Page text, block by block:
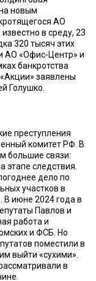
новым
АО
в среду, 23
320 тысяч этих
АО «Офис-Центр» и
банкротства
заявлены
Голушко.
преступления
комитет РФ. В
большие связи:
этапе следствия.
дело по
участков в
В июне 2024 года в
Павлов и
работа и
и ФСБ. Но
поместили в
выйти «сухими».
в